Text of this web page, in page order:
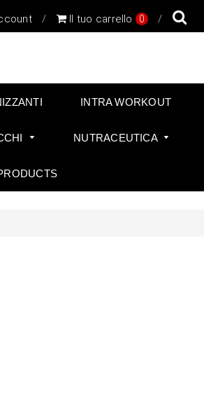
/ Il tuo carrello 0 /
INTRA WORKOUT
NUTRACEUTICA